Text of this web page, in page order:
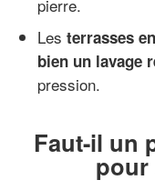
pierre.
Les terrasses
bien un lavage
pression.
Faut-il un
pour